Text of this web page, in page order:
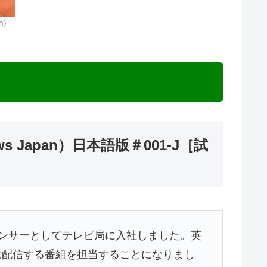
Japan）日本語版＃001-J［試
サーとしてテレビ局に入社しました。英
信する番組を担当することになりまし